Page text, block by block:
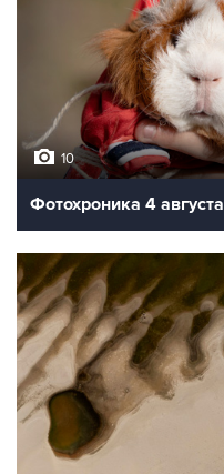
10
Фотохроника 4 августа